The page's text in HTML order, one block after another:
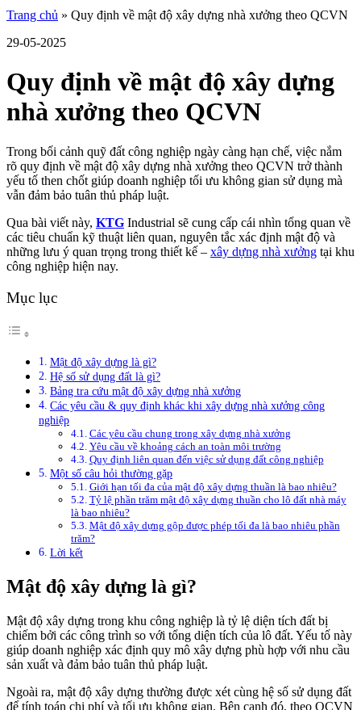
Trang chủ » Quy định về mật độ xây dựng nhà xưởng theo QCVN
29-05-2025
Quy định về mật độ xây dựng
nhà xưởng theo QCVN
Trong bối cảnh quỹ đất công nghiệp ngày càng hạn chế, việc nắm
rõ quy định về mật độ xây dựng nhà xưởng theo QCVN trở thành
yếu tố then chốt giúp doanh nghiệp tối ưu không gian sử dụng mà
vẫn đảm bảo tuân thủ pháp luật.
Qua bài viết này, KTG Industrial sẽ cung cấp cái nhìn tổng quan về
các tiêu chuẩn kỹ thuật liên quan, nguyên tắc xác định mật độ và
những lưu ý quan trọng trong thiết kế – xây dựng nhà xưởng tại khu
công nghiệp hiện nay.
Mục lục
Mật độ xây dựng là gì?
Hệ số sử dụng đất là gì?
Bảng tra cứu mật độ xây dựng nhà xưởng
Các yêu cầu & quy định khác khi xây dựng nhà xưởng công
nghiệp
Các yêu cầu chung trong xây dựng nhà xưởng
Yêu cầu về khoảng cách an toàn môi trường
Quy định liên quan đến việc sử dụng đất công nghiệp
Một số câu hỏi thường gặp
Giới hạn tối đa của mật độ xây dựng thuần là bao nhiêu?
Tỷ lệ phần trăm mật độ xây dựng thuần cho lô đất nhà máy
là bao nhiêu?
Mật độ xây dựng gộp được phép tối đa là bao nhiêu phần
trăm?
Lời kết
Mật độ xây dựng là gì?
Mật độ xây dựng trong khu công nghiệp là tỷ lệ diện tích đất bị
chiếm bởi các công trình so với tổng diện tích của lô đất. Yếu tố này
giúp doanh nghiệp xác định quy mô xây dựng phù hợp với nhu cầu
sản xuất và đảm bảo tuân thủ pháp luật.
Ngoài ra, mật độ xây dựng thường được xét cùng hệ số sử dụng đất
để tính toán chi phí và tối ưu không gian. Bên cạnh đó, theo QCVN